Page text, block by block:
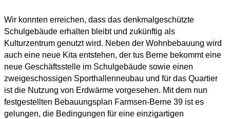
Wir konnten erreichen, dass das denkmalgeschützte
Schulgebäude erhalten bleibt und zukünftig als
Kulturzentrum genutzt wird. Neben der Wohnbebauung wird
auch eine neue Kita entstehen, der tus Berne bekommt eine
neue Geschäftsstelle im Schulgebäude sowie einen
zweigeschossigen Sporthallenneubau und für das Quartier
ist die Nutzung von Erdwärme vorgesehen. Mit dem nun
festgestellten Bebauungsplan Farmsen-Berne 39 ist es
gelungen, die Bedingungen für eine einzigartigen